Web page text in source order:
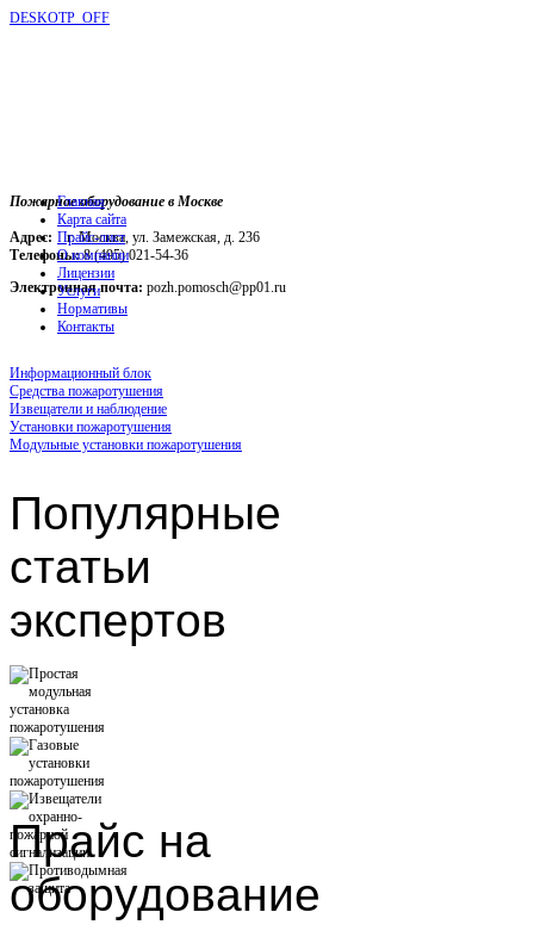
DESKOTP_OFF
Пожарное оборудование в Москве
Адрес: г. Москва, ул. Замежская, д. 236
Телефоны:8 (495) 021-54-36
Электронная почта: pozh.pomosch@pp01.ru
Главная
Карта сайта
Прайс-лист
О компании
Лицензии
Услуги
Нормативы
Контакты
Информационный блок
Средства пожаротушения
Извещатели и наблюдение
Установки пожаротушения
Модульные установки пожаротушения
Популярные
статьи
экспертов
Прайс на
оборудование